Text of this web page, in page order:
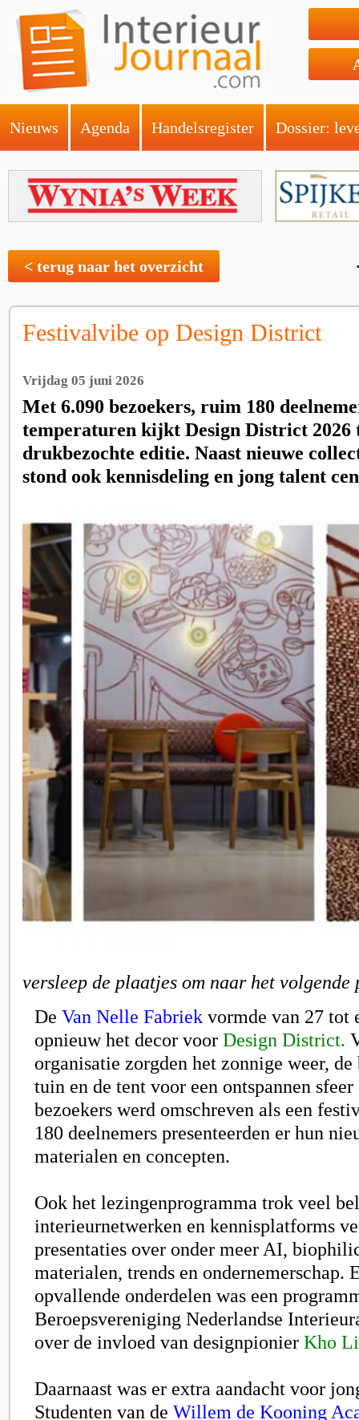
Nieuws Agenda Handelsregister Dossier:
< terug naar het overzicht
Festivalvibe op Design District
Vrijdag 05 juni 2026
Met 6.090 bezoekers, ruim 180
temperaturen kijkt Design District 2026
drukbezochte editie. Naast nieuwe
stond ook kennisdeling en jong talent
versleep de plaatjes om naar het
De Van Nelle Fabriek vormde van 27 tot
opnieuw het decor voor Design District.
organisatie zorgden het zonnige weer, de
tuin en de tent voor een ontspannen
bezoekers werd omschreven als een
180 deelnemers presenteerden er hun
materialen en concepten.
Ook het lezingenprogramma trok veel
interieurnetwerken en kennisplatforms
presentaties over onder meer AI,
materialen, trends en ondernemerschap.
opvallende onderdelen was een
Beroepsvereniging Nederlandse
over de invloed van designpionier Kho
Daarnaast was er extra aandacht voor
Studenten van de Willem de Kooning